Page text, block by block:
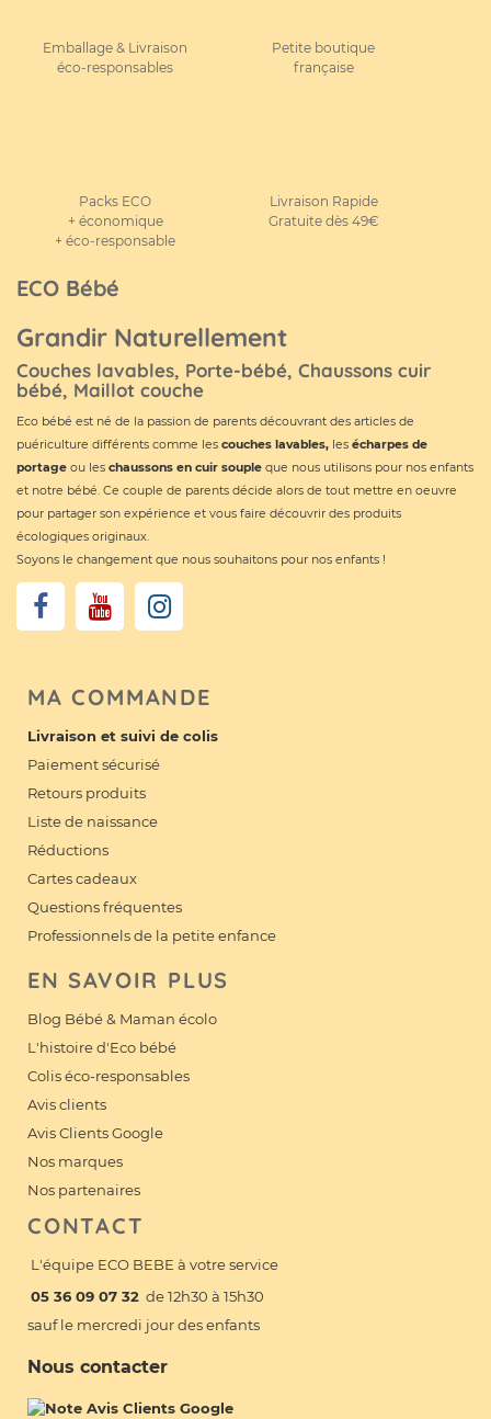
Emballage & Livraison
éco-responsables
Petite boutique
française
Packs ECO
+ économique
+ éco-responsable
Livraison Rapide
Gratuite dès 49€
ECO Bébé
Grandir Naturellement
Couches lavables, Porte-bébé, Chaussons cuir
bébé, Maillot couche
Eco bébé est né de la passion de parents découvrant des articles de
puériculture différents comme les couches lavables, les écharpes de
portage ou les chaussons en cuir souple que nous utilisons pour nos enfants
et notre bébé. Ce couple de parents décide alors de tout mettre en oeuvre
pour partager son expérience et vous faire découvrir des produits
écologiques originaux.
Soyons le changement que nous souhaitons pour nos enfants !
MA COMMANDE
Livraison et suivi de colis
Paiement sécurisé
Retours produits
Liste de naissance
Réductions
Cartes cadeaux
Questions fréquentes
Professionnels de la petite enfance
EN SAVOIR PLUS
Blog Bébé & Maman écolo
L'histoire d'Eco bébé
Colis éco-responsables
Avis clients
Avis Clients Google
Nos marques
Nos partenaires
CONTACT
L'équipe ECO BEBE à votre service
05 36 09 07 32 de 12h30 à 15h30
sauf le mercredi jour des enfants
Nous contacter